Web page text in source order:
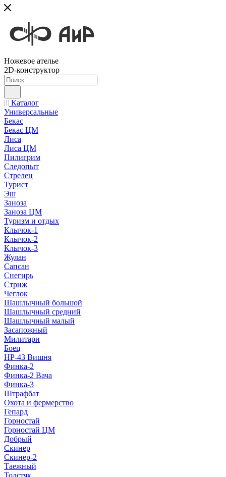
Ножевое ателье
2D-конструктор
Каталог
Универсальные
Бекас
Бекас ЦМ
Лиса
Лиса ЦМ
Пилигрим
Следопыт
Стрелец
Турист
Эш
Заноза
Заноза ЦМ
Туризм и отдых
Клычок-1
Клычок-2
Клычок-3
Жулан
Сапсан
Снегирь
Стриж
Чеглок
Шашлычный большой
Шашлычный средний
Шашлычный малый
Засапожный
Милитари
Боец
НР-43 Вишня
Финка-2
Финка-2 Вача
Финка-3
Штрафбат
Охота и фермерство
Гепард
Горностай
Горностай ЦМ
Добрый
Скинер
Скинер-2
Таежный
Толстяк